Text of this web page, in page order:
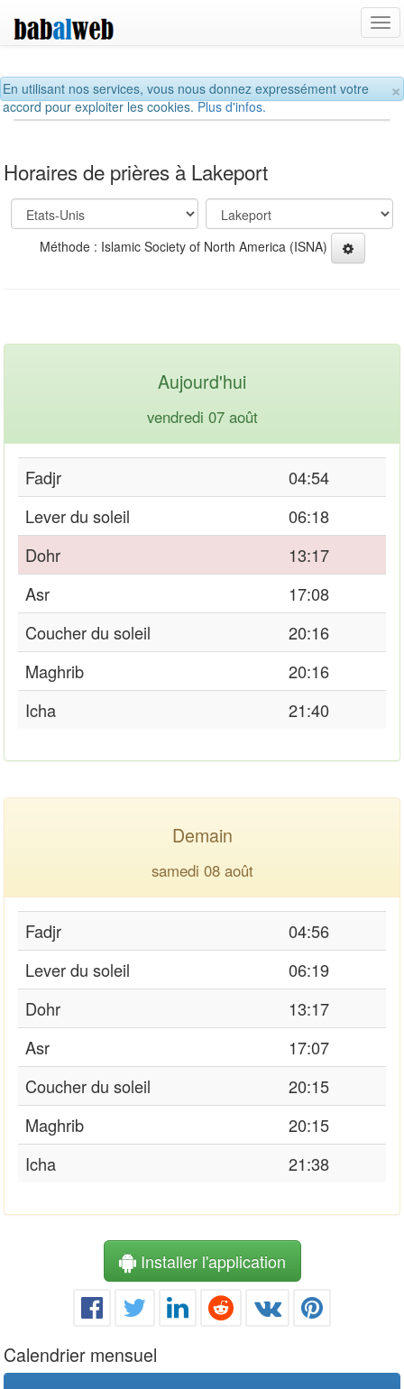
×
En utilisant nos services, vous nous donnez expressément votre
accord pour exploiter les cookies.Plus d'infos.
Horaires de prières à Lakeport
Méthode : Islamic Society of North America (ISNA)
Aujourd'hui
vendredi 07 août
Fadjr
04:54
Lever du soleil
06:18
Dohr
13:17
Asr
17:08
Coucher du soleil
20:16
Maghrib
20:16
Icha
21:40
Demain
samedi 08 août
Fadjr
04:56
Lever du soleil
06:19
Dohr
13:17
Asr
17:07
Coucher du soleil
20:15
Maghrib
20:15
Icha
21:38
Installer l'application
Calendrier mensuel